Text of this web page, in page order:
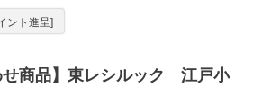
ント進呈]
せ商品】東レシルック 江戸小